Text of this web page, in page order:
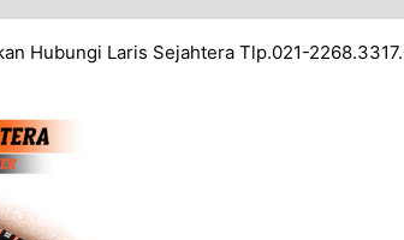
Hubungi Laris Sejahtera Tlp.021-